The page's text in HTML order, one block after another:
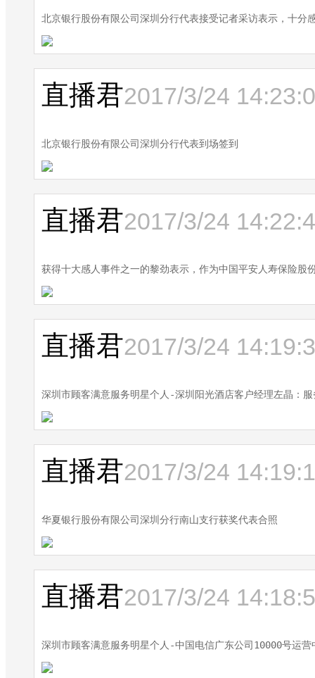
北京银行股份有限公司深圳分行代表接受记者采访表示，十
直播君2017/3/24
北京银行股份有限公司深圳分行代表到场签到
直播君2017/3/24
获得十大感人事件之一的黎劲表示，作为中国平安人寿保险
直播君2017/3/24
深圳市顾客满意服务明星个人-深圳阳光酒店客户经理左晶：
直播君2017/3/24
华夏银行股份有限公司深圳分行南山支行获奖代表合照
直播君2017/3/24
深圳市顾客满意服务明星个人-中国电信广东公司10000号运